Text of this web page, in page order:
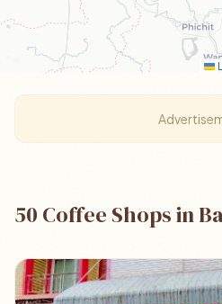
50 Coffee Shops in